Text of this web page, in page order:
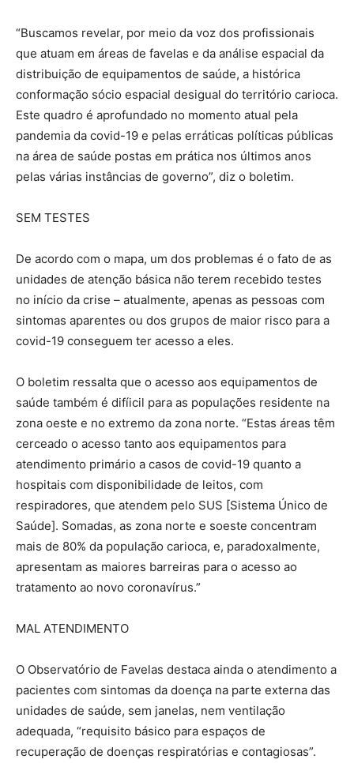
“Buscamos revelar, por meio da voz dos profissionais
que atuam em áreas de favelas e da análise espacial da
distribuição de equipamentos de saúde, a histórica
conformação sócio espacial desigual do território carioca.
Este quadro é aprofundado no momento atual pela
pandemia da covid-19 e pelas erráticas políticas públicas
na área de saúde postas em prática nos últimos anos
pelas várias instâncias de governo”, diz o boletim.
SEM TESTES
De acordo com o mapa, um dos problemas é o fato de as
unidades de atenção básica não terem recebido testes
no início da crise – atualmente, apenas as pessoas com
sintomas aparentes ou dos grupos de maior risco para a
covid-19 conseguem ter acesso a eles.
O boletim ressalta que o acesso aos equipamentos de
saúde também é difíicil para as populações residente na
zona oeste e no extremo da zona norte. “Estas áreas têm
cerceado o acesso tanto aos equipamentos para
atendimento primário a casos de covid-19 quanto a
hospitais com disponibilidade de leitos, com
respiradores, que atendem pelo SUS [Sistema Único de
Saúde]. Somadas, as zona norte e soeste concentram
mais de 80% da população carioca, e, paradoxalmente,
apresentam as maiores barreiras para o acesso ao
tratamento ao novo coronavírus.”
MAL ATENDIMENTO
O Observatório de Favelas destaca ainda o atendimento a
pacientes com sintomas da doença na parte externa das
unidades de saúde, sem janelas, nem ventilação
adequada, “requisito básico para espaços de
recuperação de doenças respiratórias e contagiosas”.